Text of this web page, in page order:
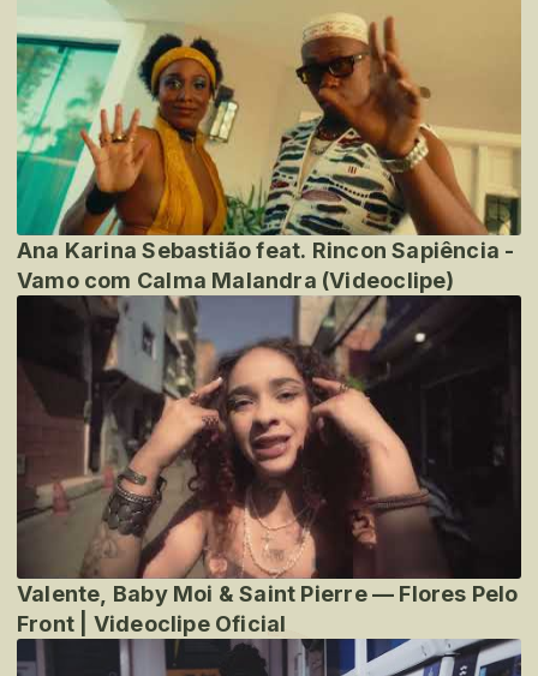
Ana Karina Sebastião feat. Rincon Sapiência -
Vamo com Calma Malandra (Videoclipe)
Valente, Baby Moi & Saint Pierre — Flores Pelo
Front | Videoclipe Oficial